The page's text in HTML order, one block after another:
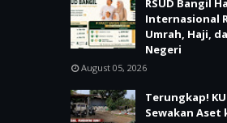
RSUD Bangil
Internasional
Umrah, Haji,
Negeri
August 05, 2026
Terungkap!
Sewakan Aset